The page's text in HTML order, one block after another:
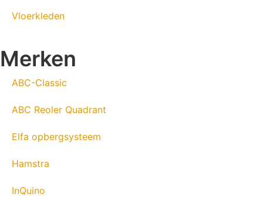
Vloerkleden
Merken
ABC-Classic
ABC Reoler Quadrant
Elfa opbergsysteem
Hamstra
InQuino